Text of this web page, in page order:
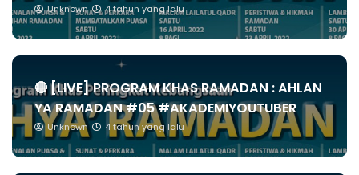
Unknown 4 tahun yang lalu
🔴 [LIVE] PROGRAM KHAS RAMADAN : AHLAN
YA RAMADAN #05 #AKADEMIYOUTUBER
Unknown 4 tahun yang lalu